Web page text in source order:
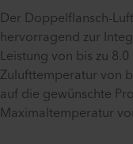
Der Doppelflansch-
hervorragend zur
Leistung von bis zu
Zulufttemperatur von
auf die gewünschte
Maximaltemperatur